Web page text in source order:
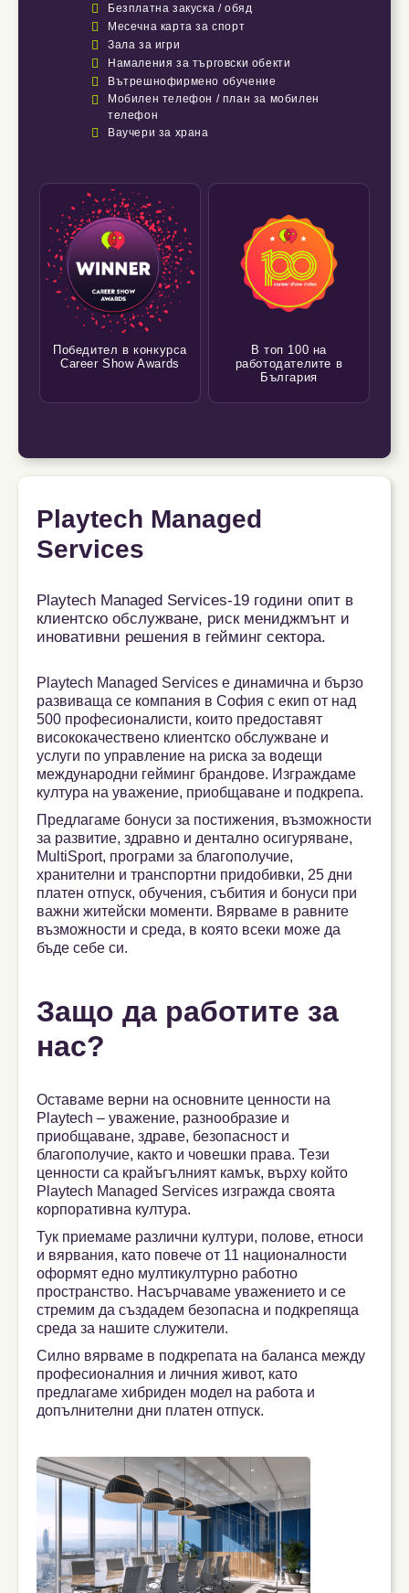
 Безплатна закуска / обяд
 Месечна карта за спорт
 Зала за игри
 Намаления за търговски обекти
 Вътрешнофирмено обучение

Мобилен телефон / план за мобилен
телефон
 Ваучери за храна
Победител в конкурса
Career Show Awards
В топ 100 на
работодателите в
България
Playtech Managed
Services
Playtech Managed Services-19 години опит в
клиентско обслужване, риск мениджмънт и
иновативни решения в гейминг сектора.
Playtech Managed Services е динамична и бързо
развиваща се компания в София с екип от над
500 професионалисти, които предоставят
висококачествено клиентско обслужване и
услуги по управление на риска за водещи
международни гейминг брандове. Изграждаме
култура на уважение, приобщаване и подкрепа.
Предлагаме бонуси за постижения, възможности
за развитие, здравно и дентално осигуряване,
MultiSport, програми за благополучие,
хранителни и транспортни придобивки, 25 дни
платен отпуск, обучения, събития и бонуси при
важни житейски моменти. Вярваме в равните
възможности и среда, в която всеки може да
бъде себе си.
Защо да работите за
нас?
Оставаме верни на основните ценности на
Playtech – уважение, разнообразие и
приобщаване, здраве, безопасност и
благополучие, както и човешки права. Тези
ценности са крайъгълният камък, върху който
Playtech Managed Services изгражда своята
корпоративна култура.
Тук приемаме различни култури, полове, етноси
и вярвания, като повече от 11 националности
оформят едно мултикултурно работно
пространство. Насърчаваме уважението и се
стремим да създадем безопасна и подкрепяща
среда за нашите служители.
Силно вярваме в подкрепата на баланса между
професионалния и личния живот, като
предлагаме хибриден модел на работа и
допълнителни дни платен отпуск.